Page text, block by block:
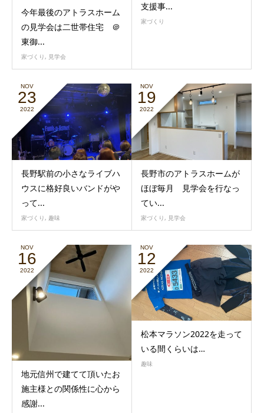
今年最後のアトラスホーム
の見学会は二世帯住宅 ＠
東御...
家づくり, 見学会
支援事...
家づくり
NOV
23
2022
長野駅前の小さなライブハ
ウスに格好良いバンドがや
って...
家づくり , 趣味
NOV
19
2022
長野市のアトラスホームが
ほぼ毎月 見学会を行なっ
てい...
家づくり , 見学会
NOV
16
2022
地元信州で建てて頂いたお
施主様との関係性に心から
感謝...
NOV
12
2022
松本マラソン2022を走って
いる間くらいは…
趣味